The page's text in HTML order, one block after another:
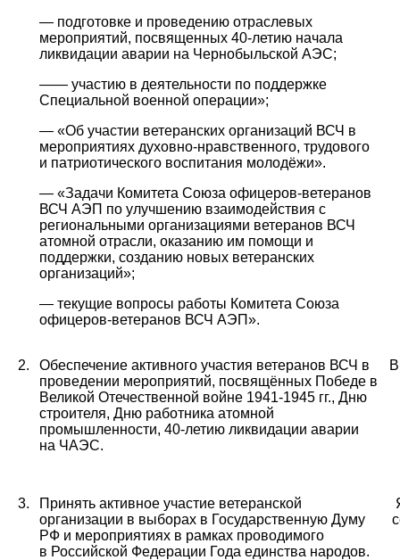
— подготовке и проведению отраслевых
мероприятий, посвященных 40-летию начала
ликвидации аварии на Чернобыльской АЭС;
—— участию в деятельности по поддержке
Специальной военной операции»;
— «Об участии ветеранских организаций ВСЧ в
мероприятиях духовно-нравственного, трудового
и патриотического воспитания молодёжи».
— «Задачи Комитета Союза офицеров-ветеранов
ВСЧ АЭП по улучшению взаимодействия с
региональными организациями ветеранов ВСЧ
атомной отрасли, оказанию им помощи и
поддержки, созданию новых ветеранских
организаций»;
— текущие вопросы работы Комитета Союза
офицеров-ветеранов ВСЧ АЭП».
2.
Обеспечение активного участия ветеранов ВСЧ в
проведении мероприятий, посвящённых Победе в
Великой Отечественной войне 1941-1945 гг., Дню
строителя, Дню работника атомной
промышленности, 40-летию ликвидации аварии
на ЧАЭС.
3.
Принять активное участие ветеранской
организации в выборах в Государственную Думу
РФ и мероприятиях в рамках проводимого
в Российской Федерации Года единства народов.